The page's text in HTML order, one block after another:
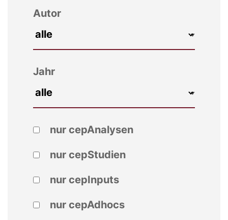
Autor
Jahr
nur cepAnalysen
nur cepStudien
nur cepInputs
nur cepAdhocs